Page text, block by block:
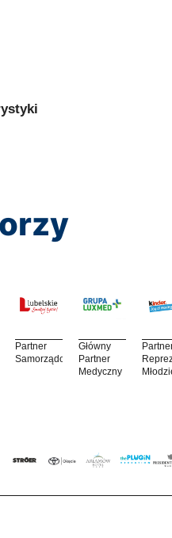
Partner
Samorządowy
Główny
Partner
Medyczny